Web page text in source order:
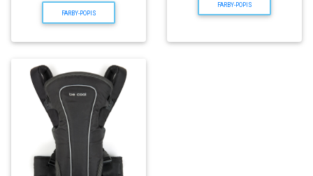
FARBY-POPIS
FARBY-POPIS